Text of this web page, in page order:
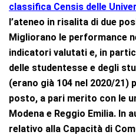
classifica Censis delle
l’ateneo in risalita di due
Migliorano le performance
indicatori valutati e, in
delle studentesse e degli
(erano già 104 nel 2020/21)
posto, a pari merito con le
Modena e Reggio Emilia. In
relativo alla Capacità di